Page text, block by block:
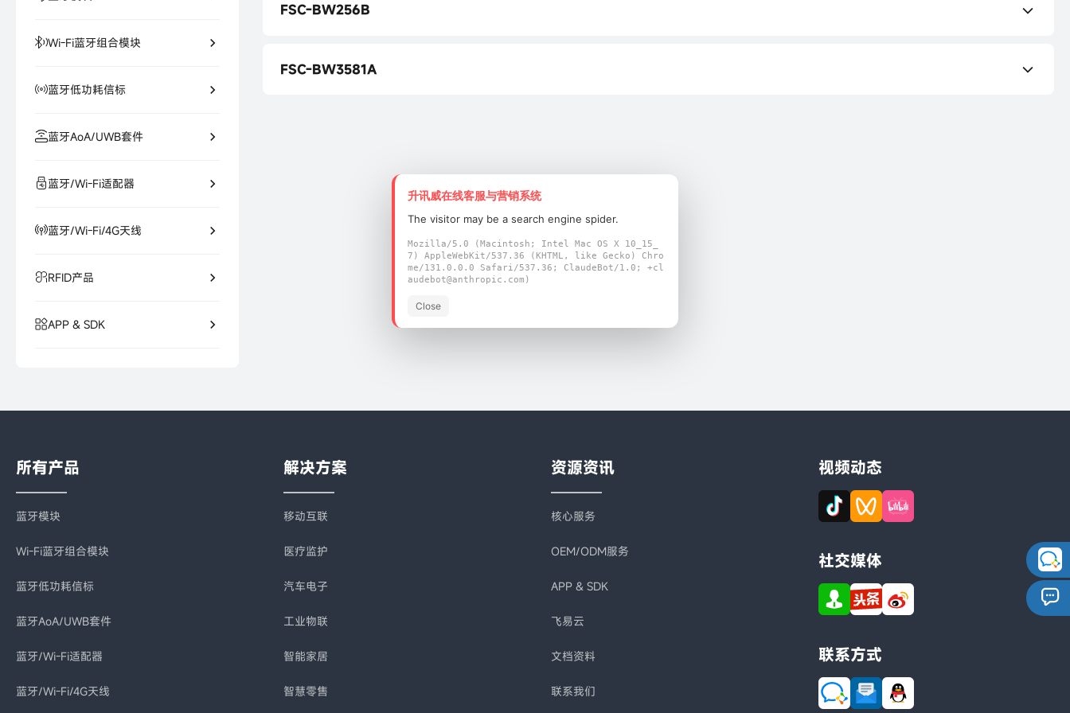
Wi-Fi蓝牙组合模块
蓝牙低功耗信标
蓝牙AoA/UWB套件
蓝牙/Wi-Fi适配器
蓝牙/Wi-Fi/4G天线
RFID产品
APP & SDK
FSC-BW256B
FSC-BW3581A
所有产品
蓝牙模块
Wi-Fi蓝牙组合模块
蓝牙低功耗信标
蓝牙AoA/UWB套件
蓝牙/Wi-Fi适配器
蓝牙/Wi-Fi/4G天线
解决方案
移动互联
医疗监护
汽车电子
工业物联
智能家居
智慧零售
资源资讯
核心服务
OEM/ODM服务
APP & SDK
飞易云
文档资料
联系我们
视频动态
社交媒体
联系方式
升讯威在线客服与营销系统
The visitor may be a search engine spider.
Mozilla/5.0 (Macintosh; Intel Mac OS X 10_15_
7) AppleWebKit/537.36 (KHTML, like Gecko) Chro
me/131.0.0.0 Safari/537.36; ClaudeBot/1.0; +cl
audebot@anthropic.com)
Close